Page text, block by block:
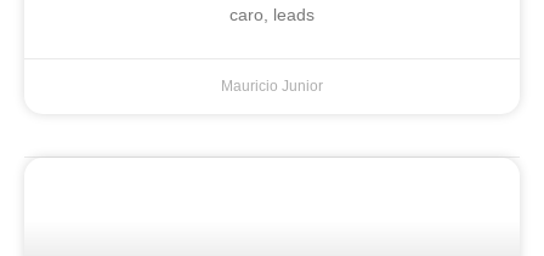
caro, leads
Mauricio Junior